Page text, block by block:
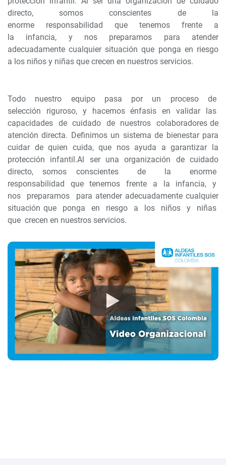
directo, somos conscientes de la
enorme responsabilidad que tenemos frente a
la infancia, y nos preparamos para atender
adecuadamente cualquier situación que ponga en riesgo
a los niños y niñas que crecen en nuestros servicios.
Todo nuestro equipo pasa por un proceso de
selección riguroso, y hacemos énfasis en validar las
capacidades de cuidado de nuestros colaboradores de
atención directa. Definimos un sistema de bienestar para
cuidar de quien cuida, que nos ayuda a garantizar la
protección infantil.Al ser una organización de cuidado
directo, somos conscientes de la enorme
responsabilidad que tenemos frente a la infancia, y
nos preparamos para atender adecuadamente cualquier
situación que ponga en riesgo a los niños y niñas
que crecen en nuestros servicios.